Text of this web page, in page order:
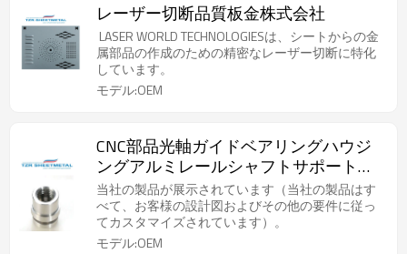
レーザー切断品質板金株式会社
LASER WORLD TECHNOLOGIESは、シートからの金
属部品の作成のための精密なレーザー切断に特化
しています。
モデル:OEM
CNC部品光軸ガイドベアリングハウジ
ングアルミレールシャフトサポートネ
ジセット
当社の製品が展示されています（当社の製品はす
べて、お客様の設計図およびその他の要件に従っ
てカスタマイズされています）。
モデル:OEM